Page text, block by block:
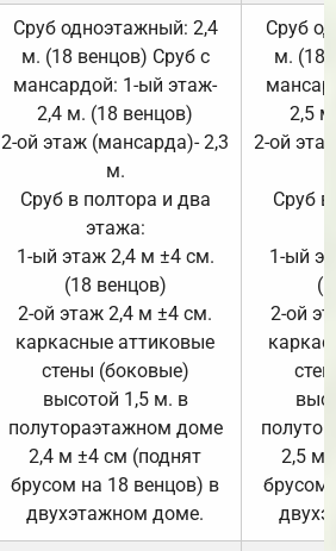
Сруб одноэтажный: 2,4
м. (18 венцов) Сруб с
мансардой: 1-ый этаж-
2,4 м. (18 венцов)
2-ой этаж (мансарда)- 2,3
м.
Сруб в полтора и два
этажа:
1-ый этаж 2,4 м ±4 см.
(18 венцов)
2-ой этаж 2,4 м ±4 см.
каркасные аттиковые
стены (боковые)
высотой 1,5 м. в
полутораэтажном доме
2,4 м ±4 см (поднят
брусом на 18 венцов) в
двухэтажном доме.
Сруб
м. (18
2,5
2-ой
Сруб
1-ый
2-ой
2,5 м
брусом